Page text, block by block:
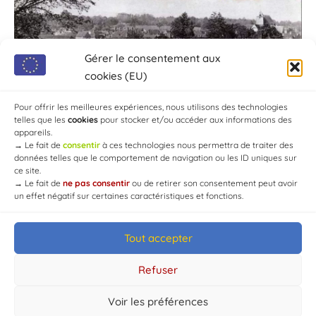
Gérer le consentement aux
cookies (EU)
Pour offrir les meilleures expériences, nous utilisons des technologies
telles que les cookies pour stocker et/ou accéder aux informations des
appareils.
→ Le fait de consentir à ces technologies nous permettra de traiter des
données telles que le comportement de navigation ou les ID uniques sur
ce site.
→ Le fait de ne pas consentir ou de retirer son consentement peut avoir
un effet négatif sur certaines caractéristiques et fonctions.
Tout accepter
Refuser
Voir les préférences
© Mairie de Chaource [2004-2024] | Tous droits réservés.
Developed byWEB3-DESIGN